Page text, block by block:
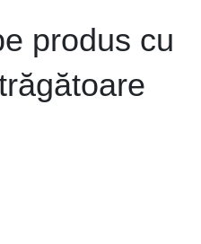
produs cu